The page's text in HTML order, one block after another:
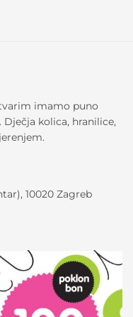
imamo puno
Dječja kolica, hranilice,
10020 Zagreb